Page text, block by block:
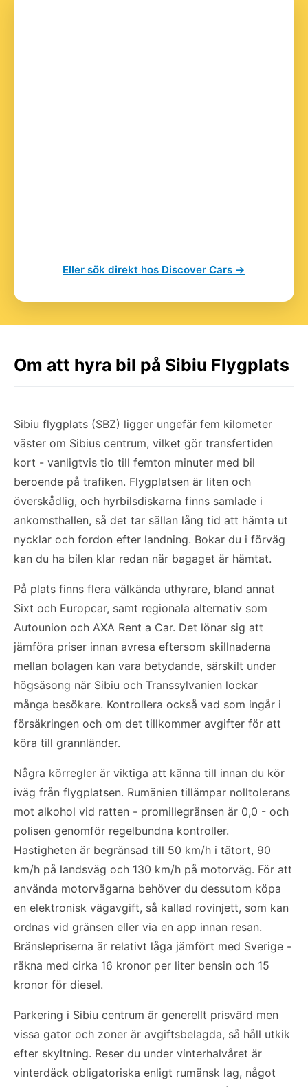
Eller sök direkt hos Discover Cars →
Om att hyra bil på Sibiu Flygplats
Sibiu flygplats (SBZ) ligger ungefär fem kilometer
väster om Sibius centrum, vilket gör transfertiden
kort - vanligtvis tio till femton minuter med bil
beroende på trafiken. Flygplatsen är liten och
överskådlig, och hyrbilsdiskarna finns samlade i
ankomsthallen, så det tar sällan lång tid att hämta ut
nycklar och fordon efter landning. Bokar du i förväg
kan du ha bilen klar redan när bagaget är hämtat.
På plats finns flera välkända uthyrare, bland annat
Sixt och Europcar, samt regionala alternativ som
Autounion och AXA Rent a Car. Det lönar sig att
jämföra priser innan avresa eftersom skillnaderna
mellan bolagen kan vara betydande, särskilt under
högsäsong när Sibiu och Transsylvanien lockar
många besökare. Kontrollera också vad som ingår i
försäkringen och om det tillkommer avgifter för att
köra till grannländer.
Några körregler är viktiga att känna till innan du kör
iväg från flygplatsen. Rumänien tillämpar nolltolerans
mot alkohol vid ratten - promillegränsen är 0,0 - och
polisen genomför regelbundna kontroller.
Hastigheten är begränsad till 50 km/h i tätort, 90
km/h på landsväg och 130 km/h på motorväg. För att
använda motorvägarna behöver du dessutom köpa
en elektronisk vägavgift, så kallad rovinjett, som kan
ordnas vid gränsen eller via en app innan resan.
Bränslepriserna är relativt låga jämfört med Sverige -
räkna med cirka 16 kronor per liter bensin och 15
kronor för diesel.
Parkering i Sibiu centrum är generellt prisvärd men
vissa gator och zoner är avgiftsbelagda, så håll utkik
efter skyltning. Reser du under vinterhalvåret är
vinterdäck obligatoriska enligt rumänsk lag, något